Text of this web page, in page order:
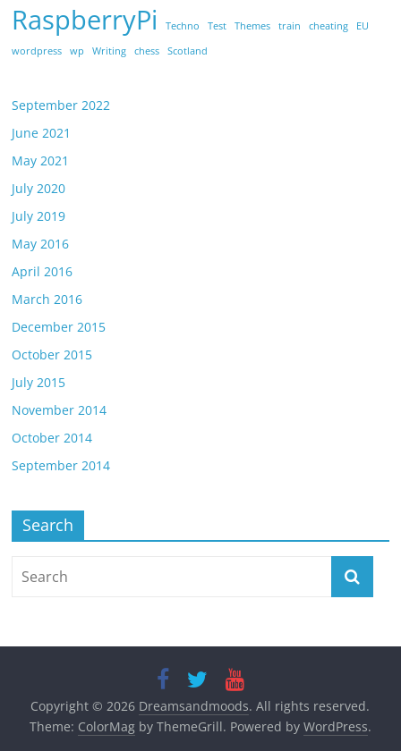
RaspberryPi
Techno Test Themes train cheating
EU
wordpress
wp Writing chess Scotland
September 2022
June 2021
May 2021
July 2020
July 2019
May 2016
April 2016
March 2016
December 2015
October 2015
July 2015
November 2014
October 2014
September 2014
Search
Copyright © 2026 Dreamsandmoods. All rights reserved.
Theme: ColorMagby ThemeGrill. Powered by WordPress.